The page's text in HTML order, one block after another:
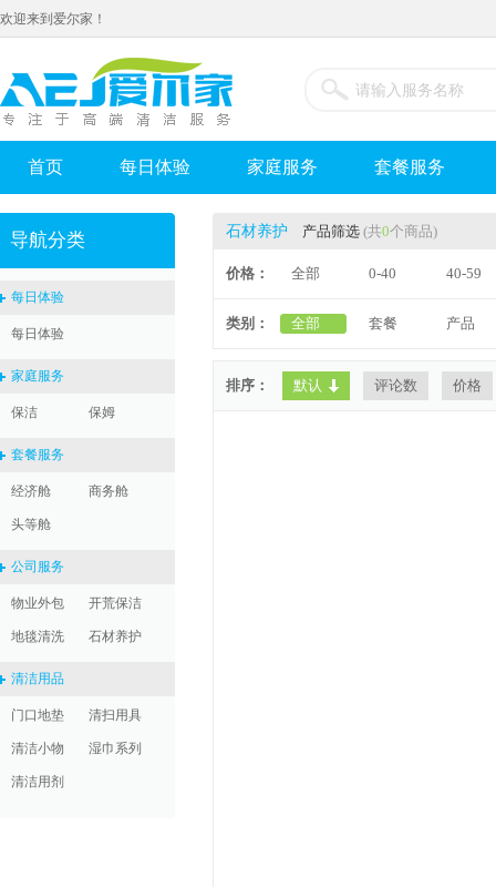
欢迎来到爱尔家！
首页 每日体验 家庭服务 套餐服务
导航分类
每日体验
每日体验
家庭服务
保洁 保姆
套餐服务
经济舱 商务舱
头等舱
公司服务
物业外包 开荒保洁
地毯清洗 石材养护
清洁用品
门口地垫 清扫用具
清洁小物 湿巾系列
清洁用剂
石材养护 产品筛选 (共0个商品)
价格： 全部 0-40 40-59
类别： 全部 套餐 产品
排序： 默认 评论数 价格